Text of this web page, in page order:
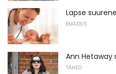
Lapse
EMADUS
Ann Hetaway
TÄHED